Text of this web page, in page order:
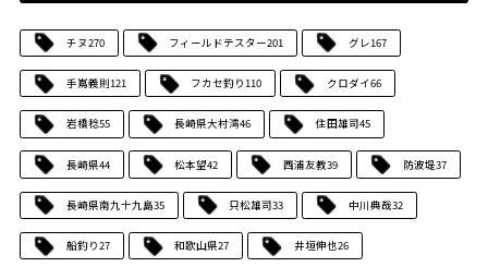
チヌ270 フィールドテスター201 グレ167
手嶌義則121 フカセ釣り110 クロダイ66
岩橋稔55 長崎県大村湾46 住田雄司45
長崎県44 松本望42 西浦友教39 防波堤37
長崎県南九十九島35 只松雄司33 中川典哉32
船釣り27 和歌山県27 井垣伸也26